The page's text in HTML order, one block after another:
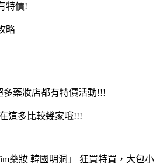
特價!
藥妝店都有特價活動!!!
這多比較幾家哦!!!
藥妝 韓國明洞」 狂買特買，大包小